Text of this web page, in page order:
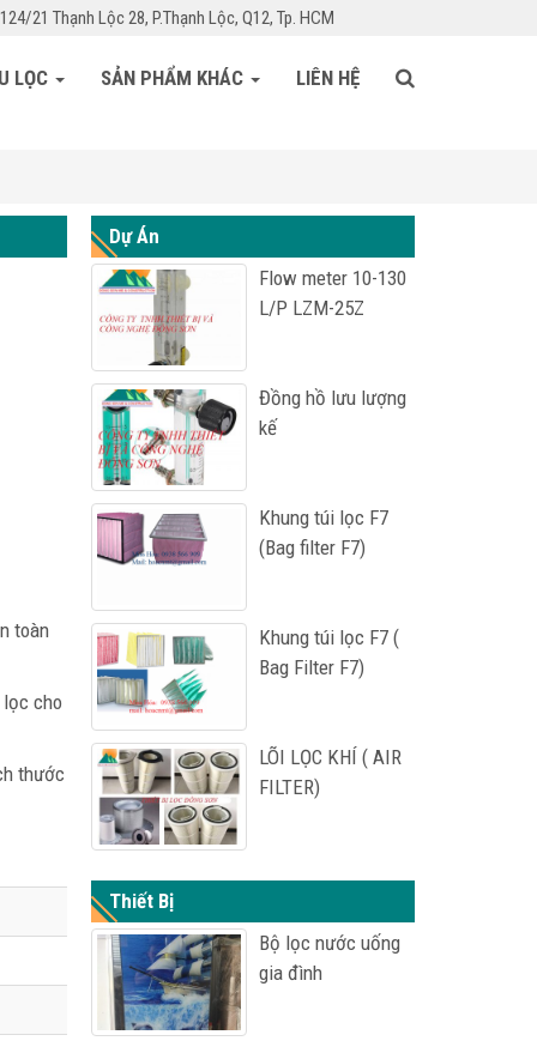
124/21 Thạnh Lộc 28, P.Thạnh Lộc, Q12, Tp. HCM
LỌC SẢN PHẨM KHÁC LIÊN HỆ
toàn
lọc cho
thước
Dự Án
Flow meter 10-130
L/P LZM-25Z
Đồng hồ lưu lượng
kế
Khung túi lọc F7
(Bag filter F7)
Khung túi lọc F7 (
Bag Filter F7)
LÕI LỌC KHÍ ( AIR
FILTER)
Thiết Bị
Bộ lọc nước uống
gia đình